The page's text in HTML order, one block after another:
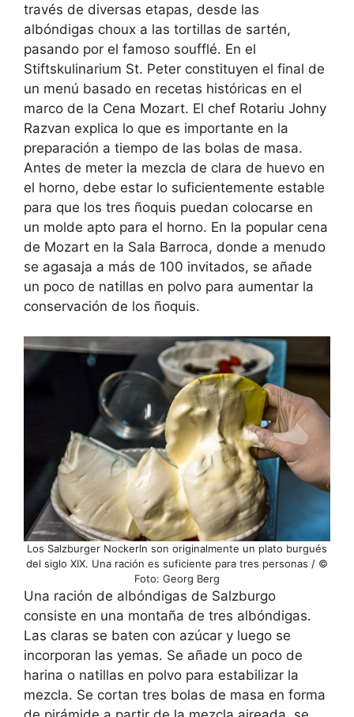
través de diversas etapas, desde las
albóndigas choux a las tortillas de sartén,
pasando por el famoso soufflé. En el
Stiftskulinarium St. Peter constituyen el final de
un menú basado en recetas históricas en el
marco de la Cena Mozart. El chef Rotariu Johny
Razvan explica lo que es importante en la
preparación a tiempo de las bolas de masa.
Antes de meter la mezcla de clara de huevo en
el horno, debe estar lo suficientemente estable
para que los tres ñoquis puedan colocarse en
un molde apto para el horno. En la popular cena
de Mozart en la Sala Barroca, donde a menudo
se agasaja a más de 100 invitados, se añade
un poco de natillas en polvo para aumentar la
conservación de los ñoquis.
Los Salzburger Nockerln son originalmente un plato burgués
del siglo XIX. Una ración es suficiente para tres personas / ©
Foto: Georg Berg
Una ración de albóndigas de Salzburgo
consiste en una montaña de tres albóndigas.
Las claras se baten con azúcar y luego se
incorporan las yemas. Se añade un poco de
harina o natillas en polvo para estabilizar la
mezcla. Se cortan tres bolas de masa en forma